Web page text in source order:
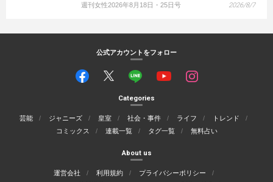
週刊女性2026年8月18日・25日号 2026/8/7
公式アカウントをフォロー
Categories
芸能 ジャニーズ 皇室 社会・事件 ライフ
トレンド
コミックス
連載一覧 タグ一覧 無料占い
About us
運営会社 利用規約
プライバシーポリシー